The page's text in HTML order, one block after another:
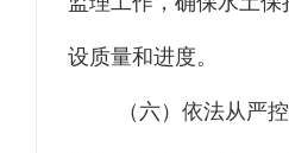
设质量和进度。
（六）依法从严